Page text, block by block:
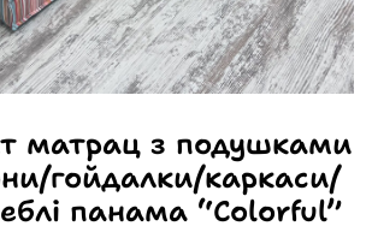
матрац з подушками
гойдалки/каркаси/
панама “Colorful”